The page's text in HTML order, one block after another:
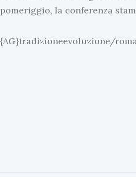
pomeriggio, la conferenza
{AG}tradizioneevoluzione/